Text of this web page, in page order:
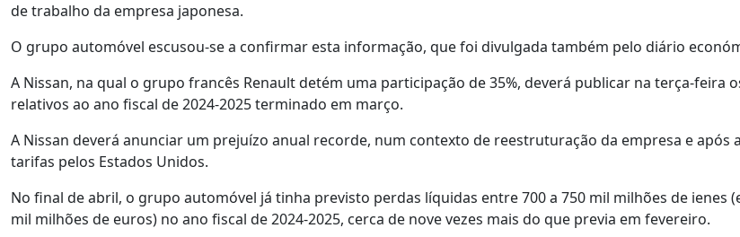
de trabalho da empresa japonesa.
O grupo automóvel escusou-se a confirmar esta informação, que foi divulgada também pelo diário
A Nissan, na qual o grupo francês Renault detém uma participação de 35%, deverá publicar na terça-feira
relativos ao ano fiscal de 2024-2025 terminado em março.
A Nissan deverá anunciar um prejuízo anual recorde, num contexto de reestruturação da empresa e após
tarifas pelos Estados Unidos.
No final de abril, o grupo automóvel já tinha previsto perdas líquidas entre 700 a 750 mil milhões de ienes
mil milhões de euros) no ano fiscal de 2024-2025, cerca de nove vezes mais do que previa em fevereiro.